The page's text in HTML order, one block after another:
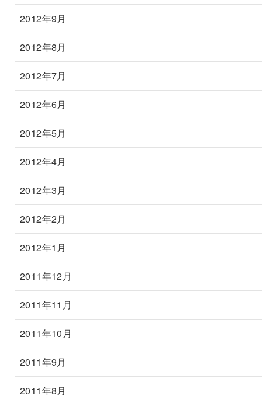
2012年9月
2012年8月
2012年7月
2012年6月
2012年5月
2012年4月
2012年3月
2012年2月
2012年1月
2011年12月
2011年11月
2011年10月
2011年9月
2011年8月